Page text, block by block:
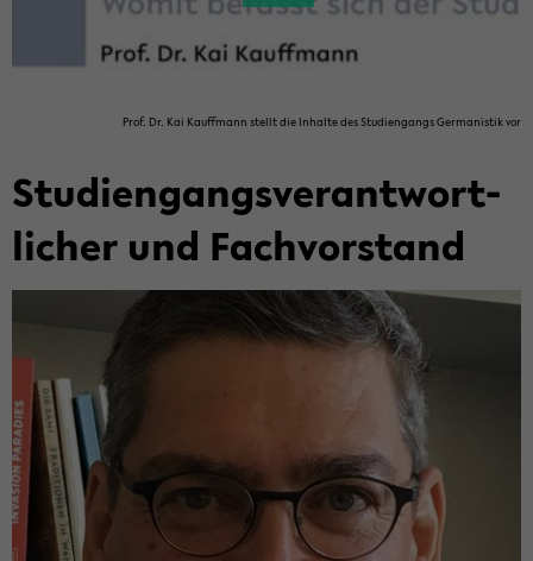
Prof. Dr. Kai Kauffmann stellt die In­hal­te des Stu­di­en­gangs Ger­ma­nis­tik vor
Stu­di­en­gangs­ver­ant­wort­
li­cher und Fach­vor­stand